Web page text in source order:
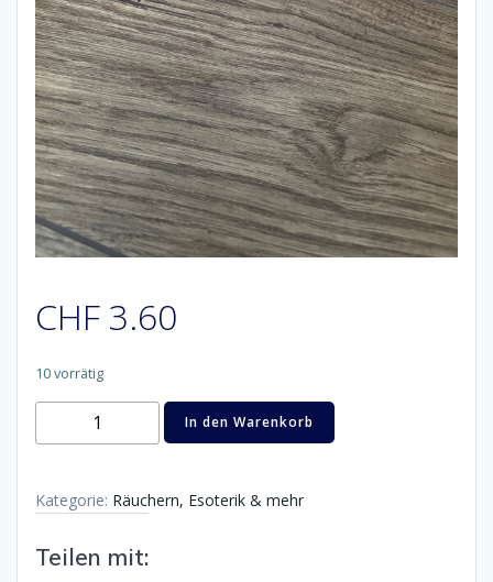
CHF 3.60
10 vorrätig
Räucherstäbchen
Halter
In den Warenkorb
Kategorie: Räuchern, Esoterik & mehr
Teilen mit: